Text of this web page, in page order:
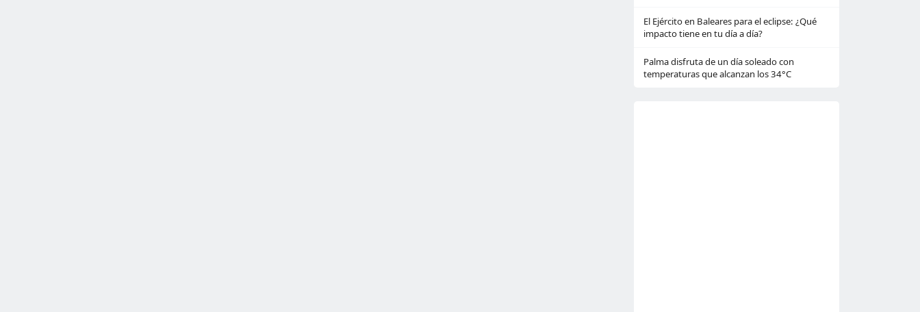
El Ejército en Baleares para el eclipse: ¿Qué
impacto tiene en tu día a día?
Palma disfruta de un día soleado con
temperaturas que alcanzan los 34°C